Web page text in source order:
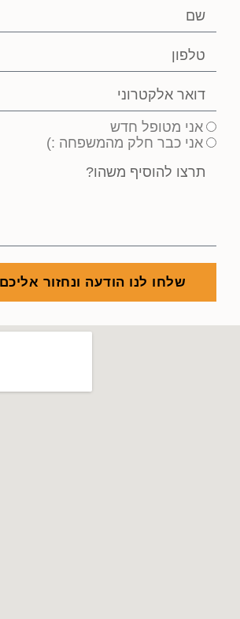
אני מטופל חדש
אני כבר חלק מהמשפחה :)
שלחו לנו הודעה ונחזור